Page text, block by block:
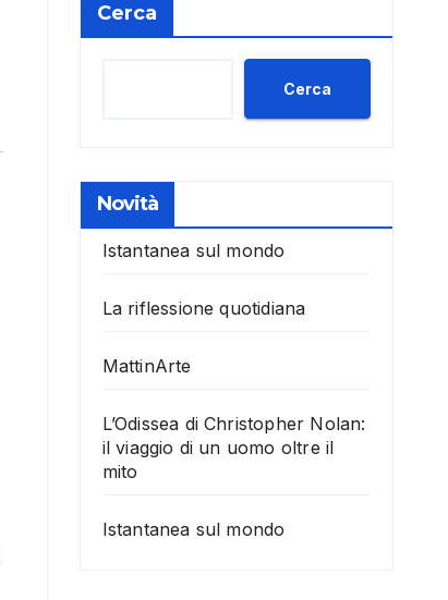
Cerca
Cerca
Novità
Istantanea sul mondo
La riflessione quotidiana
MattinArte
L’Odissea di Christopher Nolan:
il viaggio di un uomo oltre il
mito
Istantanea sul mondo